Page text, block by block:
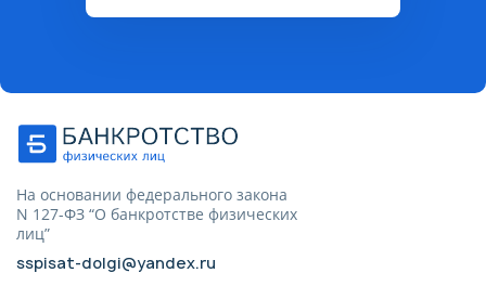
заполните поля, согласитесь на
На основании федерального закона
N 127-ФЗ “О банкротстве физических
лиц”
sspisat-dolgi@yandex.ru